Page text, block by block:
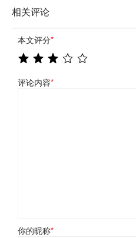
相关评论
本文评分*
评论内容*
你的昵称*